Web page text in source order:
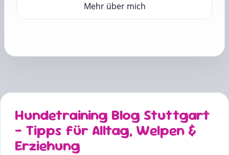
Mehr über mich
Hundetraining Blog Stuttgart
– Tipps für Alltag, Welpen &
Erziehung